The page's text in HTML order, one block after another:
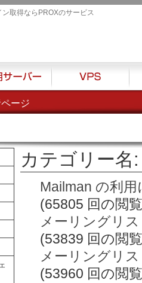
ージ
取得ならPROXのサービス
カテゴリー名
Mailman の利
(65805 回の閲
メーリングリ
(53839 回の閲
メーリングリ
(53960 回の閲
ー VPS ハ